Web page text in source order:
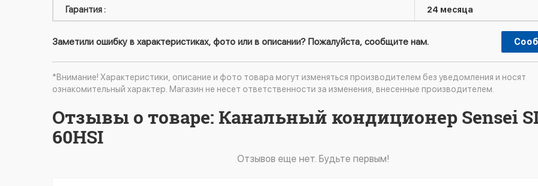
Гарантия : 24 месяца
Заметили ошибку в характеристиках, фото или в описании? Пожалуйста, сообщите нам.
*Внимание! Характеристики, описание и фото товара могут изменяться производителем без уведомления и носят
ознакомительный характер. Магазин не несет ответственности за изменения, внесенные производителем.
Отзывы о товаре: Канальный кондиционер Sensei
60HSI
Отзывов еще нет. Будьте первым!